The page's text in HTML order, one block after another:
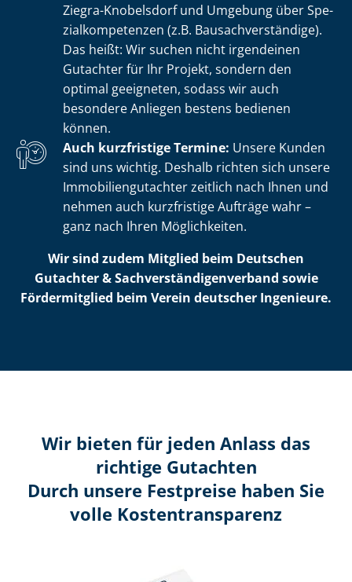
Ziegra-Knobelsdorf und Umgebung über Spe­
zi­al­kom­pe­ten­zen (z.B. Bau­sach­ver­stän­di­ge).
Das heißt: Wir suchen nicht irgendeinen
Gutachter für Ihr Projekt, sondern den
optimal geeigneten, sodass wir auch
besondere Anliegen bestens bedienen
können.
Auch kurzfristige Termine: Unsere Kunden
sind uns wichtig. Deshalb richten sich unsere
Im­mo­bi­li­en­gut­ach­ter zeitlich nach Ihnen und
nehmen auch kurzfristige Aufträge wahr –
ganz nach Ihren Möglichkeiten.
Wir sind zudem Mitglied beim Deutschen
Gutachter & Sach­ver­stän­di­gen­ver­band sowie
Fördermitglied beim Verein deutscher Ingenieure.
Wir bieten für jeden Anlass das
richtige Gutachten
Durch unsere Festpreise haben Sie
volle Kosten­transparenz